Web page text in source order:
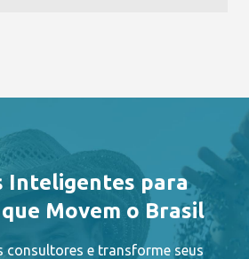
Inteligentes para
Movem o Brasil
consultores e transforme seus